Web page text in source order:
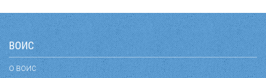
ВОИС
О ВОИС